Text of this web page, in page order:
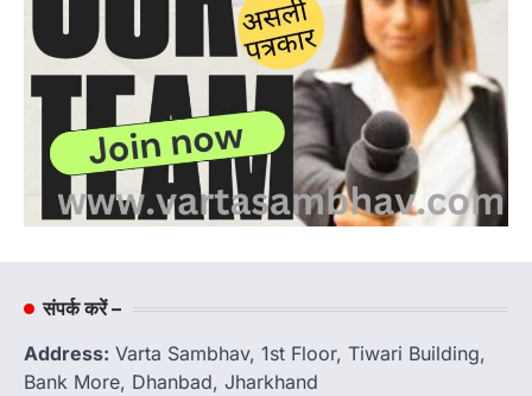
संपर्क करें –
Address: Varta Sambhav, 1st Floor, Tiwari Building,
Bank More, Dhanbad, Jharkhand